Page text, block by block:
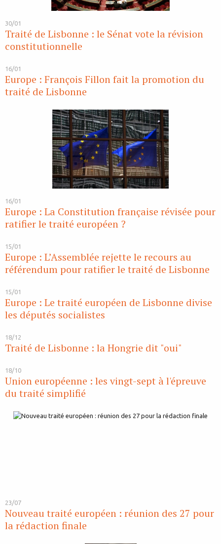
30/01
Traité de Lisbonne : le Sénat vote la révision
constitutionnelle
16/01
Europe : François Fillon fait la promotion du
traité de Lisbonne
16/01
Europe : La Constitution française révisée pour
ratifier le traité européen ?
15/01
Europe : L’Assemblée rejette le recours au
référendum pour ratifier le traité de Lisbonne
15/01
Europe : Le traité européen de Lisbonne divise
les députés socialistes
18/12
Traité de Lisbonne : la Hongrie dit "oui"
18/10
Union européenne : les vingt-sept à l'épreuve
du traité simplifié
23/07
Nouveau traité européen : réunion des 27 pour
la rédaction finale